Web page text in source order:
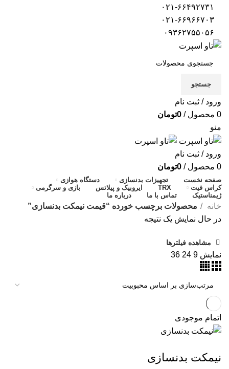
جستجو
ورود / ثبت نام
0 محصول / تومان0
منو
ورود / ثبت نام
0 محصول / تومان0
صفحه نخست تجهیزات بدنسازی
دستگاه هوازی
کراس فیت
TRX ایروبیک و پیلاتس
بازی و سرگرمی
ژیمناستیک
تماس با ما درباره ما
خانه
محصولات برچسب خورده “قیمت نیمکت بدنسازی”
در حال نمایش یک نتیجه
مشاهده فیلترها
نمایش 9
24
36
اتمام موجودی
نیمکت بدنسازی